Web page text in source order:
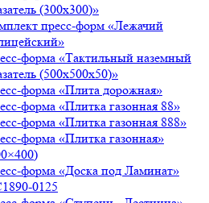
(300х300)»
пресс-форм «Лежачий
форма «Тактильный наземный
(500х500х50)»
форма «Плита дорожная»
форма «Плитка газонная 88»
форма «Плитка газонная 888»
форма «Плитка газонная»
форма «Доска под Ламинат»
0125